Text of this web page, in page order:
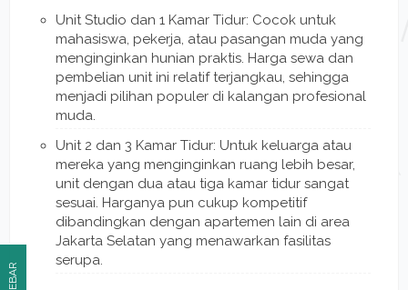
Unit Studio dan 1 Kamar Tidur: Cocok untuk
mahasiswa, pekerja, atau pasangan muda yang
menginginkan hunian praktis. Harga sewa dan
pembelian unit ini relatif terjangkau, sehingga
menjadi pilihan populer di kalangan profesional
muda.
Unit 2 dan 3 Kamar Tidur: Untuk keluarga atau
mereka yang menginginkan ruang lebih besar,
unit dengan dua atau tiga kamar tidur sangat
sesuai. Harganya pun cukup kompetitif
dibandingkan dengan apartemen lain di area
Jakarta Selatan yang menawarkan fasilitas
serupa.